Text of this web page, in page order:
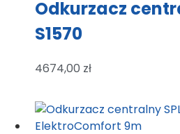
Odkurzacz
S1570
4674,00 zł